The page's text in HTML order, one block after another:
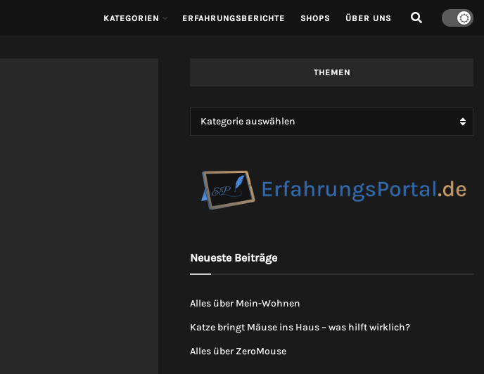
KATEGORIEN ERFAHRUNGSBERICHTE SHOPS ÜBER UNS
THEMEN
Kategorie auswählen
Neueste Beiträge
Alles über Mein-Wohnen
Katze bringt Mäuse ins Haus – was hilft wirklich?
Alles über ZeroMouse